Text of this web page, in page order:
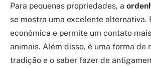
Para pequenas propriedades, a
se mostra uma excelente alternativa.
econômica e permite um contato
animais. Além disso, é uma forma de
tradição e o saber fazer de